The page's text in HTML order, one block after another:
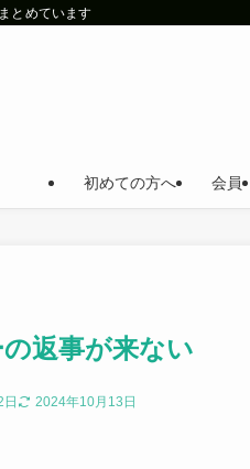
とめています
初めての方へ 会員
返事が来ない
2024年10月13日